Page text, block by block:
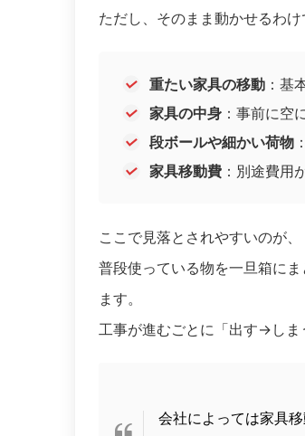
ただし、そのまま動かせるわ
重たい家具の移動 ：基
家具の中身 ：事前に空
段ボールや細かい荷物
家具移動費 ：別途費用
ここで見落とされやすいのが、
普段使っている物を一旦箱に
ます。
工事が進むごとに「出す→しま
会社によっては家具